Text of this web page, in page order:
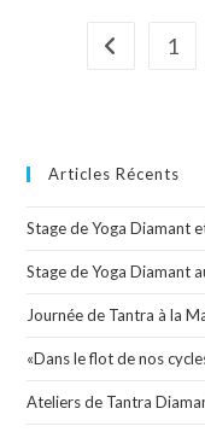
1
Articles Récents
Stage de Yoga Diamant
Stage de Yoga Diamant
Journée de Tantra à la
«Dans le flot de nos
Ateliers de Tantra